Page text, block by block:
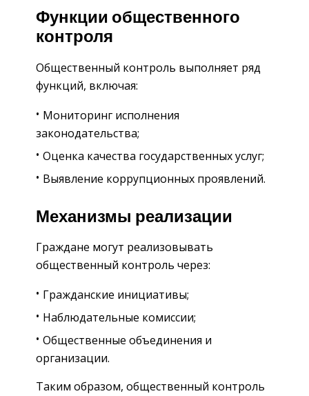
Функции общественного
контроля
Общественный контроль выполняет ряд
функций, включая:
Мониторинг исполнения
законодательства;
Оценка качества государственных услуг;
Выявление коррупционных проявлений.
Механизмы реализации
Граждане могут реализовывать
общественный контроль через:
Гражданские инициативы;
Наблюдательные комиссии;
Общественные объединения и
организации.
Таким образом, общественный контроль